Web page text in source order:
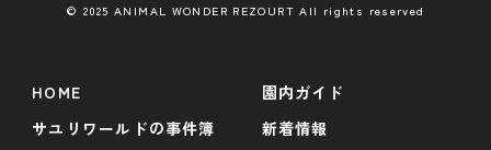
© 2025 ANIMAL WONDER REZOURT All rights reserved
HOME
園内ガイド
サユリワールドの事件簿
新着情報